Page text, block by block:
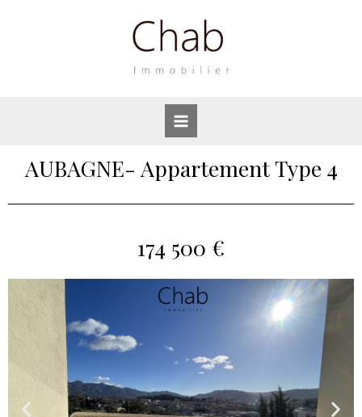
AUBAGNE- Appartement Type 4
174 500 €